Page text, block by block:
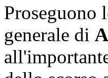
Proseguono
generale di